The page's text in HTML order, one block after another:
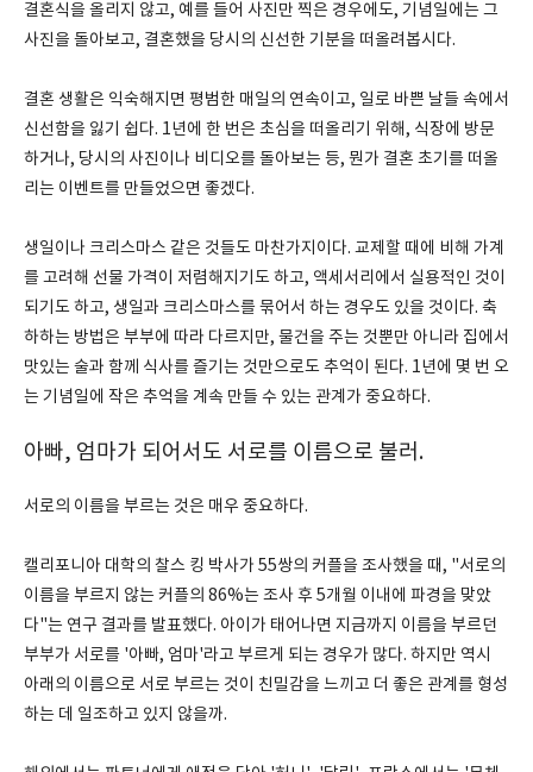
결혼식을 올리지 않고, 예를 들어 사진만 찍은 경우에도, 기념일에는 그
사진을 돌아보고, 결혼했을 당시의 신선한 기분을 떠올려봅시다.
결혼 생활은 익숙해지면 평범한 매일의 연속이고, 일로 바쁜 날들 속에서
신선함을 잃기 쉽다. 1년에 한 번은 초심을 떠올리기 위해, 식장에 방문
하거나, 당시의 사진이나 비디오를 돌아보는 등, 뭔가 결혼 초기를 떠올
리는 이벤트를 만들었으면 좋겠다.
생일이나 크리스마스 같은 것들도 마찬가지이다. 교제할 때에 비해 가계
를 고려해 선물 가격이 저렴해지기도 하고, 액세서리에서 실용적인 것이
되기도 하고, 생일과 크리스마스를 묶어서 하는 경우도 있을 것이다. 축
하하는 방법은 부부에 따라 다르지만, 물건을 주는 것뿐만 아니라 집에서
맛있는 술과 함께 식사를 즐기는 것만으로도 추억이 된다. 1년에 몇 번 오
는 기념일에 작은 추억을 계속 만들 수 있는 관계가 중요하다.
아빠, 엄마가 되어서도 서로를 이름으로 불러.
서로의 이름을 부르는 것은 매우 중요하다.
캘리포니아 대학의 찰스 킹 박사가 55쌍의 커플을 조사했을 때, "서로의
이름을 부르지 않는 커플의 86%는 조사 후 5개월 이내에 파경을 맞았
다"는 연구 결과를 발표했다. 아이가 태어나면 지금까지 이름을 부르던
부부가 서로를 '아빠, 엄마'라고 부르게 되는 경우가 많다. 하지만 역시
아래의 이름으로 서로 부르는 것이 친밀감을 느끼고 더 좋은 관계를 형성
하는 데 일조하고 있지 않을까.